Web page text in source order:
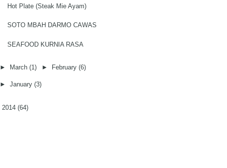
Hot Plate (Steak Mie Ayam)
SOTO MBAH DARMO CAWAS
SEAFOOD KURNIA RASA
► March (1) ► February(6)
► January (3)
2014 (64)